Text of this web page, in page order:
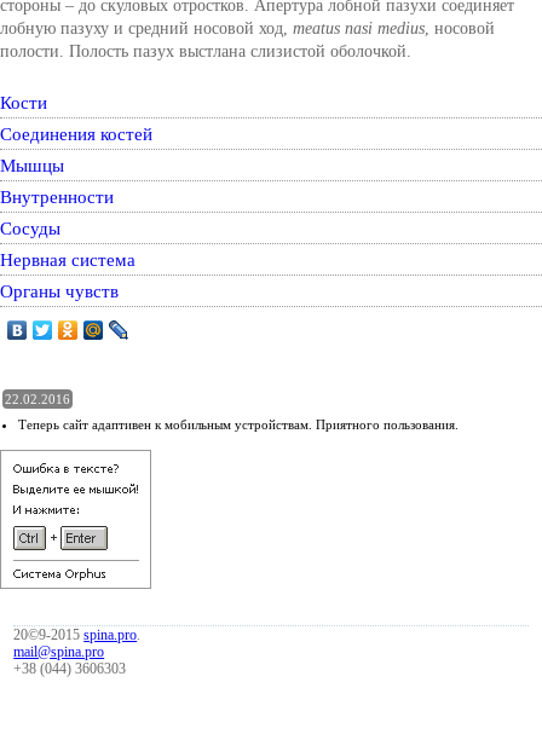
стороны – до скуловых отростков. Апертура лобной пазухи соединяет
лобную пазуху и средний носовой ход, meatus nasi medius, носовой
полости. Полость пазух выстлана слизистой оболочкой.
Кости
Соединения костей
Мышцы
Внутренности
Сосуды
Нервная система
Органы чувств
22.02.2016
Теперь сайт адаптивен к мобильным устройствам. Приятного пользования.
20©9-2015spina.pro.
mail@spina.pro
+38 (044) 3606303